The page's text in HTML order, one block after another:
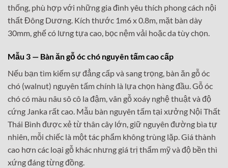
thống, phù hợp với những gia đình yêu thích phong cách nội
thất Đông Dương. Kích thước 1m6 x 0.8m, mặt bàn dày
30mm, ghế có lưng tựa cao, bọc nệm vải hoặc da tùy chọn.
Mẫu 3 — Bàn ăn gỗ óc chó nguyên tấm cao cấp
Nếu bạn tìm kiếm sự đẳng cấp và sang trọng, bàn ăn gỗ óc
chó (walnut) nguyên tấm chính là lựa chọn hàng đầu. Gỗ óc
chó có màu nâu sô cô la đậm, vân gỗ xoáy nghệ thuật và độ
cứng Janka rất cao. Mẫu bàn nguyên tấm tại xưởng Nội Thất
Thái Bình được xẻ từ thân cây lớn, giữ nguyên đường bìa tự
nhiên, mỗi chiếc là một tác phẩm không trùng lặp. Giá thành
cao hơn các loại gỗ khác nhưng giá trị thẩm mỹ và độ bền thì
xứng đáng từng đồng.